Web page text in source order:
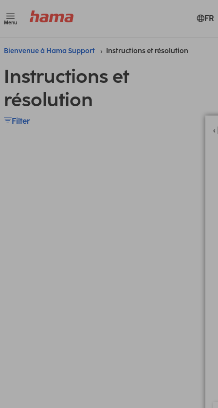
Menu FR
Bienvenue à Hama Support Instructions et résolution
Instructions et
résolution
Filter